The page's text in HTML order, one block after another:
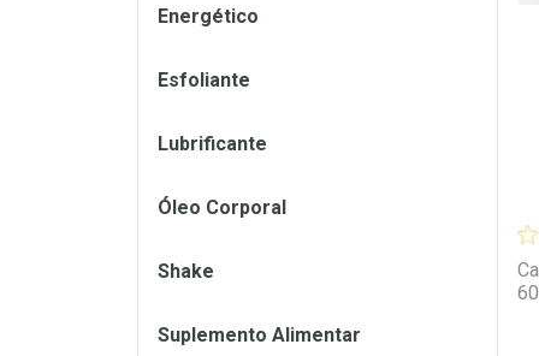
Energético
Esfoliante
Lubrificante
Óleo Corporal
Shake
Suplemento Alimentar